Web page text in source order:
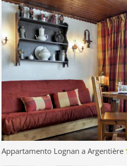
Appartamento Lognan a Argentière